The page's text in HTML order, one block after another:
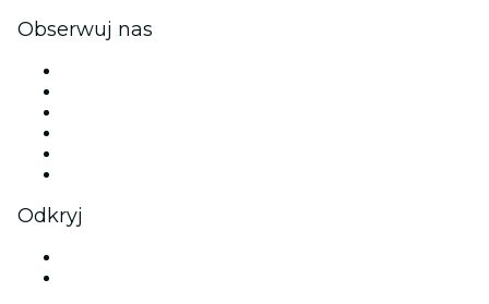
Obserwuj nas
Odkryj